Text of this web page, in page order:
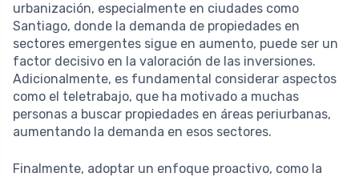
urbanización, especialmente en ciudades como
Santiago, donde la demanda de propiedades en
sectores emergentes sigue en aumento, puede ser un
factor decisivo en la valoración de las inversiones.
Adicionalmente, es fundamental considerar aspectos
como el teletrabajo, que ha motivado a muchas
personas a buscar propiedades en áreas periurbanas,
aumentando la demanda en esos sectores.
Finalmente, adoptar un enfoque proactivo, como la